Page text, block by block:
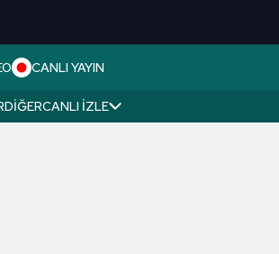
CANLI YAYIN
DIĞERCANLI İZLE